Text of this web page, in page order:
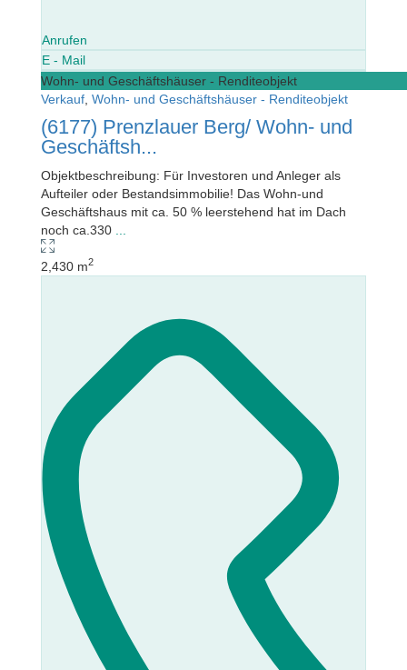
Anrufen
E - Mail
Wohn- und Geschäftshäuser - Renditeobjekt
Verkauf Wohn- und Geschäftshäuser - Renditeobjekt
(6177) Prenzlauer Berg/ Wohn- und
Geschäftsh...
Objektbeschreibung: Für Investoren und Anleger als
Aufteiler oder Bestandsimmobilie! Das Wohn-und
Geschäftshaus mit ca. 50 % leerstehend hat im Dach
noch ca.330
2,430 m2